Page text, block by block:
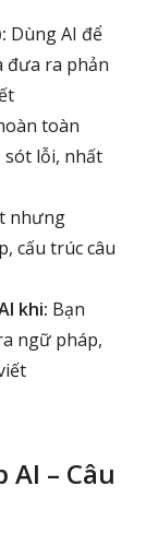
Dùng AI để
đưa ra phản
toàn
sót lỗi, nhất
nhưng
cấu trúc câu
khi: Bạn
ngữ pháp,
AI – Câu